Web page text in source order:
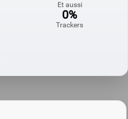
Et aussi
0%
Trackers